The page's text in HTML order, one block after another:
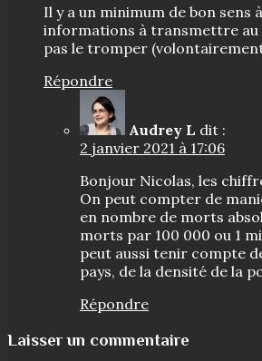
Il y a un minimum de bon sens
informations à transmettre au
pas le tromper
Répondre
Audrey L dit :
2 janvier 2021 à 17:06
Bonjour Nicolas, les
On peut compter de
en nombre de morts
morts par 100 000 ou 1
peut aussi tenir compte
pays, de la densité de la
Répondre
Laisser un commentaire